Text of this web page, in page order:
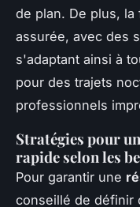
de plan. De plus,
assurée, avec des
s'adaptant ainsi à
pour des trajets
professionnels
Stratégies pour
rapide selon les
Pour garantir une
conseillé de définir